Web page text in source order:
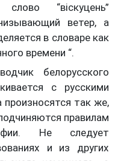
“віскуцень”
ветер, а
в словаре как
времени “.
белорусского
с русскими
так же,
правилам
Не следует
и из других